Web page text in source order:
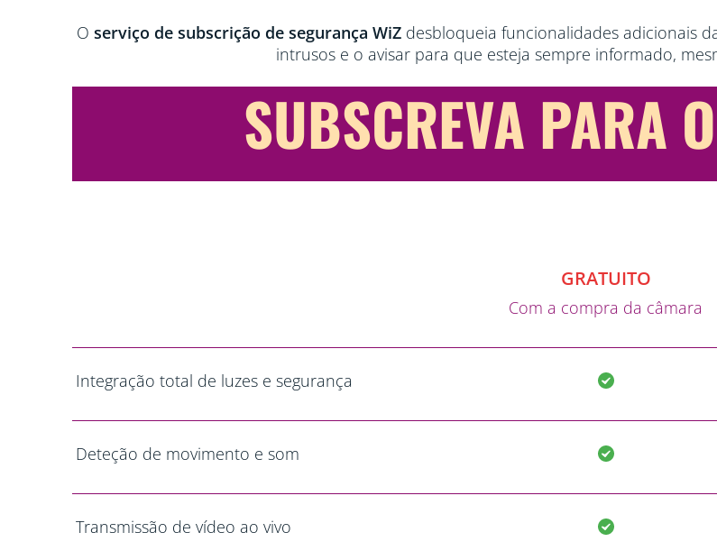
O serviço de subscrição de segurança WiZ desbloqueia funcionalidades adicionais
intrusos e o avisar para que esteja sempre informado,
SUBSCREVA PARA
GRATUITO
Com a compra da câmara
Integração total de luzes e segurança
Deteção de movimento e som
Transmissão de vídeo ao vivo